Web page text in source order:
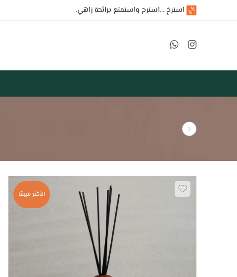
استرخِ ...استرح واستمتع برائحة زاهي.
الأكثر مبيعًا